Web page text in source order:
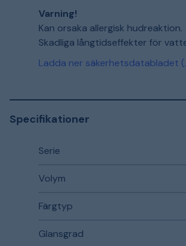
Varning!
Kan orsaka allergisk hudreaktion.
Skadliga långtidseffekter för
Ladda ner säkerhetsdatabladet
Specifikationer
Serie
Volym
Färgtyp
Glansgrad